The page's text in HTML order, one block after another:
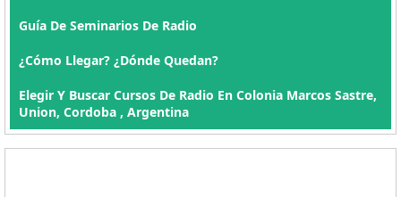
Guía De Seminarios De Radio
¿Cómo Llegar? ¿Dónde Quedan?
Elegir Y Buscar Cursos De Radio En Colonia Marcos Sastre,
Union, Cordoba , Argentina